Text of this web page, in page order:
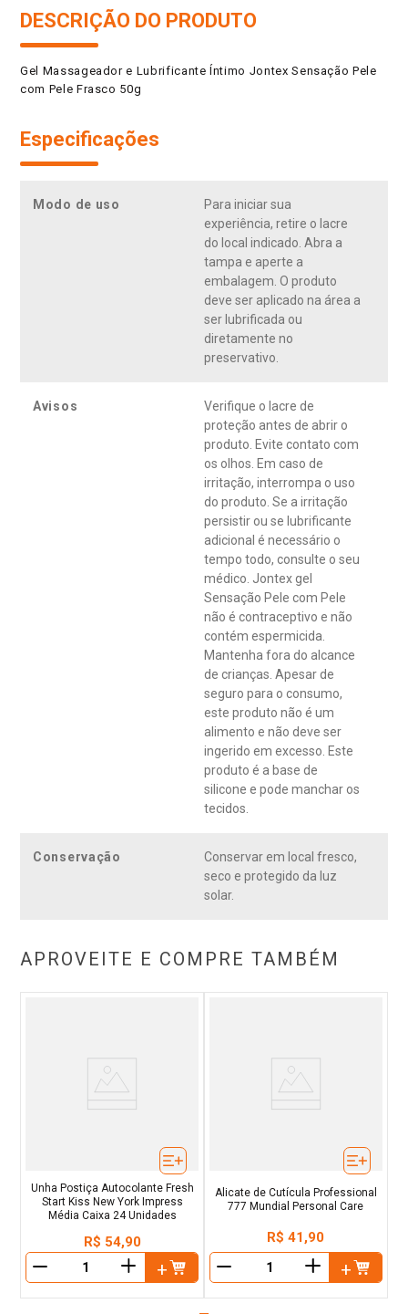
DESCRIÇÃO DO PRODUTO
Gel Massageador e Lubrificante Íntimo Jontex Sensação Pele
com Pele Frasco 50g
Especificações
Modo de uso
Para iniciar sua
experiência, retire o lacre
do local indicado. Abra a
tampa e aperte a
embalagem. O produto
deve ser aplicado na área a
ser lubrificada ou
diretamente no
preservativo.
Avisos
Verifique o lacre de
proteção antes de abrir o
produto. Evite contato com
os olhos. Em caso de
irritação, interrompa o uso
do produto. Se a irritação
persistir ou se lubrificante
adicional é necessário o
tempo todo, consulte o seu
médico. Jontex gel
Sensação Pele com Pele
não é contraceptivo e não
contém espermicida.
Mantenha fora do alcance
de crianças. Apesar de
seguro para o consumo,
este produto não é um
alimento e não deve ser
ingerido em excesso. Este
produto é a base de
silicone e pode manchar os
tecidos.
Conservação
Conservar em local fresco,
seco e protegido da luz
solar.
APROVEITE E COMPRE TAMBÉM
Unha Postiça Autocolante Fresh
Start Kiss New York Impress
Média Caixa 24 Unidades
R$ 54,90
＋
Alicate de Cutícula Professional
777 Mundial Personal Care
R$ 41,90
＋